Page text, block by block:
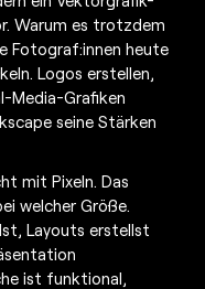
Warum es trotzdem
Fotograf:innen heute
Logos erstellen,
Media-Grafiken
seine Stärken
mit Pixeln. Das
welcher Größe.
Layouts erstellst
ist funktional,